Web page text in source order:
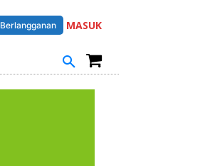
Berlangganan MASUK